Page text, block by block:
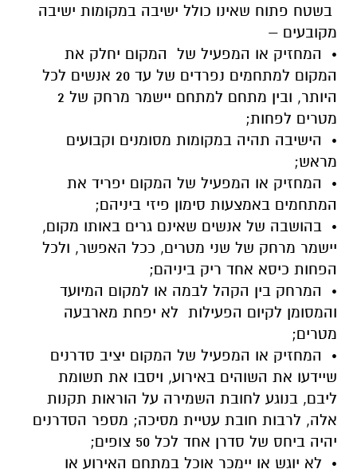
בשטח פתוח שאינו כולל ישיבה במקומות ישיבה
מקובעים –
• המחזיק או המפעיל של המקום יחלק את
המקום למתחמים נפרדים של עד 20 אנשים לכל
היותר, ובין מתחם למתחם יישמר מרחק של 2
מטרים לפחות;
• הישיבה תהיה במקומות מסומנים וקבועים
מראש;
• המחזיק או המפעיל של המקום יפריד את
המתחמים באמצעות סימון פיזי ביניהם;
• בהושבה של אנשים שאינם גרים באותו מקום,
יישמר מרחק של שני מטרים, ככל האפשר, ולכל
הפחות כיסא אחד ריק ביניהם;
• המרחק בין הקהל לבמה או למקום המיועד
והמסומן לקיום הפעילות לא יפחת מארבעה
מטרים;
• המחזיק או המפעיל של המקום יציב סדרנים
שיידעו את השוהים באירוע, ויסבו את תשומת
ליבם, בנוגע לחובת השמירה על הוראות תקנות
אלה, לרבות חובת עטיית מסיכה; מספר הסדרנים
יהיה ביחס של סדרן אחד לכל 50 צופים;
• לא יוגש או יימכר אוכל במתחם האירוע או